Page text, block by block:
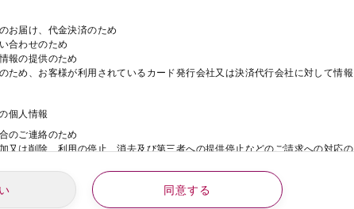
お届け、代金決済のため
合わせのため
報の提供のため
ため、お客様が利用されているカード発行会社又は決済代行会社に対して情報
個人情報
のご連絡のため
又は削除、利用の停止、消去及び第三者への提供停止などのご請求への対応の
情報
同意する